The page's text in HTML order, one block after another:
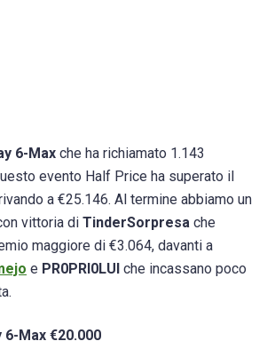
6-Max che ha richiamato 1.143
evento Half Price ha superato il
a €25.146. Al termine abbiamo un
vittoria di TinderSorpresa che
maggiore di €3.064, davanti a
e PR0PRI0LUI che incassano poco
Max €20.000